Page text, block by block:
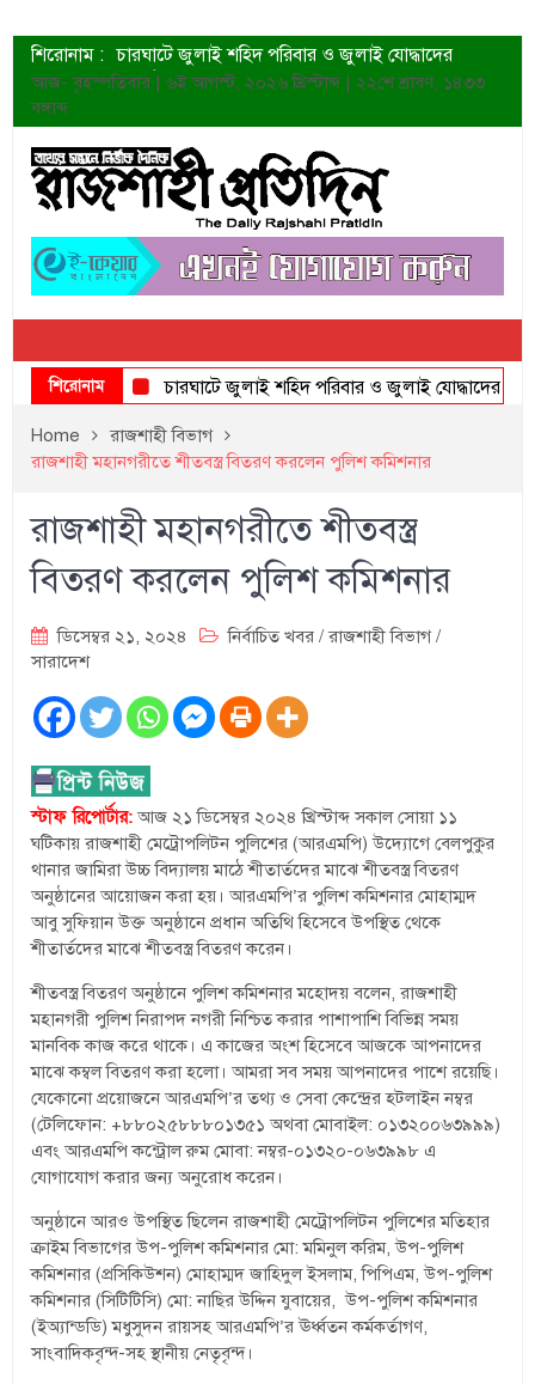
শিরোনাম : চারঘাটে জুলাই শহিদ পরিবার ও জুলাই যোদ্ধাদের
সংবর্ধনা
ত্বক ভালো রাখতে যে ৫ কাজ করবেন
জুলাই স্মৃতি জাদুঘরের দুয়ার খুলেছে উদ্বোধন করলেন
প্রধানমন্ত্রী
শাহরুখের নতুন সিনেমার লুক
কোয়ার্টার ফাইনালে নেইমারের দুর্দান্ত অ্যাসিস্টে সান্তোস
ডেনিস লিয়ামিন রাশিয়ার ড্রোন বাহিনীর প্রধান হলেন
জুলাই শহিদদের আত্মত্যাগ জাতি চিরকাল শ্রদ্ধার সাথে
স্মরণ করবে: ভূমিমন্ত্রী
আজ- বৃহস্পতিবার | ৬ই আগস্ট, ২০২৬ খ্রিস্টাব্দ | ২২শে শ্রাবণ, ১৪৩৩
বঙ্গাব্দ
শিরোনাম চারঘাটে জুলাই শহিদ পরিবার ও জুলাই যোদ্ধাদের সংবর্ধনা
Home
রাজশাহী বিভাগ
রাজশাহী মহানগরীতে শীতবস্ত্র বিতরণ করলেন পুলিশ কমিশনার
রাজশাহী মহানগরীতে শীতবস্ত্র
বিতরণ করলেন পুলিশ কমিশনার
ডিসেম্বর ২১, ২০২৪ নির্বাচিত খবর /রাজশাহী বিভাগ/
সারাদেশ
স্টাফ রিপোর্টার: আজ ২১ ডিসেম্বর ২০২৪ খ্রিস্টাব্দ সকাল সোয়া ১১
ঘটিকায় রাজশাহী মেট্রোপলিটন পুলিশের (আরএমপি) উদ্যোগে বেলপুকুর
থানার জামিরা উচ্চ বিদ্যালয় মাঠে শীতার্তদের মাঝে শীতবস্ত্র বিতরণ
অনুষ্ঠানের আয়োজন করা হয়। আরএমপি’র পুলিশ কমিশনার মোহাম্মদ
আবু সুফিয়ান উক্ত অনুষ্ঠানে প্রধান অতিথি হিসেবে উপস্থিত থেকে
শীতার্তদের মাঝে শীতবস্ত্র বিতরণ করেন।
শীতবস্ত্র বিতরণ অনুষ্ঠানে পুলিশ কমিশনার মহোদয় বলেন, রাজশাহী
মহানগরী পুলিশ নিরাপদ নগরী নিশ্চিত করার পাশাপাশি বিভিন্ন সময়
মানবিক কাজ করে থাকে। এ কাজের অংশ হিসেবে আজকে আপনাদের
মাঝে কম্বল বিতরণ করা হলো। আমরা সব সময় আপনাদের পাশে রয়েছি।
যেকোনো প্রয়োজনে আরএমপি’র তথ্য ও সেবা কেন্দ্রের হটলাইন নম্বর
(টেলিফোন: +৮৮০২৫৮৮৮০১৩৫১ অথবা মোবাইল: ০১৩২০০৬৩৯৯৯)
এবং আরএমপি কন্ট্রোল রুম মোবা: নম্বর-০১৩২০-০৬৩৯৯৮ এ
যোগাযোগ করার জন্য অনুরোধ করেন।
অনুষ্ঠানে আরও উপস্থিত ছিলেন রাজশাহী মেট্রোপলিটন পুলিশের মতিহার
ক্রাইম বিভাগের উপ-পুলিশ কমিশনার মো: মমিনুল করিম, উপ-পুলিশ
কমিশনার (প্রসিকিউশন) মোহাম্মদ জাহিদুল ইসলাম, পিপিএম, উপ-পুলিশ
কমিশনার (সিটিটিসি) মো: নাছির উদ্দিন যুবায়ের, উপ-পুলিশ কমিশনার
(ইঅ্যান্ডডি) মধুসুদন রায়সহ আরএমপি’র ঊর্ধ্বতন কর্মকর্তাগণ,
সাংবাদিকবৃন্দ-সহ স্থানীয় নেতৃবৃন্দ।